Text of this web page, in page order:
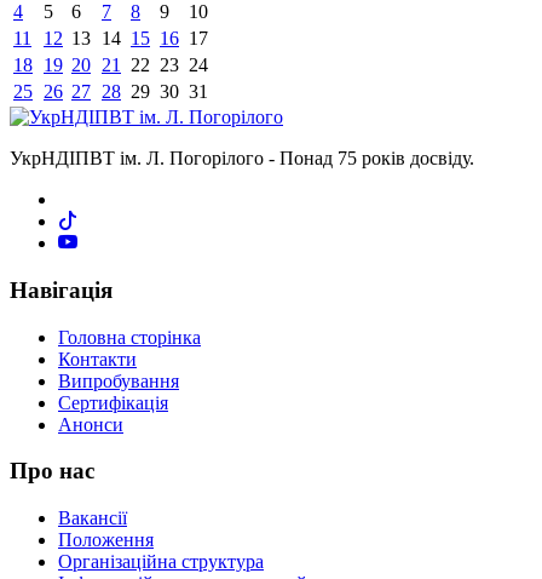
4
5 6 7 8 9
10
11
12 13 14 15 16 17
18 19 20 21 22 23 24
25 26 27 28 29 30 31
УкрНДІПВТ ім. Л. Погорілого - Понад 75 років досвіду.
Навігація
Головна сторінка
Контакти
Випробування
Сертифікація
Анонси
Про нас
Вакансії
Положення
Організаційна структура